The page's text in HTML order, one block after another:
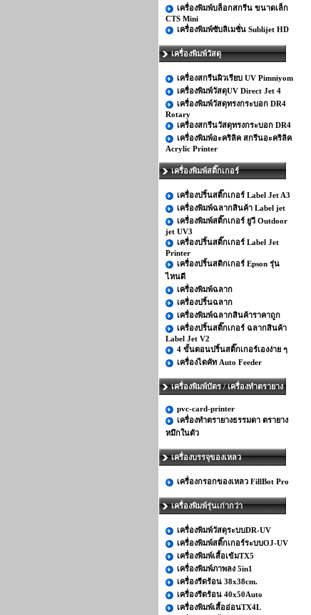
เครื่องพิมพ์บล็อกสกรีน ขนาดเล็ก
CTS Mini
เครื่องพิมพ์ซับลิเมชั่น Sublijet HD
เครื่องพิมพ์วัสดุ
เครื่องสกรีนผิวเรียบ UV Pimniyom
เครื่องพิมพ์วัสดุUV Direct Jet 4
เครื่องพิมพ์วัสดุทรงกระบอก DR4
Rotary
เครื่องสกรีนวัสดุทรงกระบอก DR4
เครื่องพิมพ์อะคริลิค สกรีนอะคริลิค
Acrylic Printer
เครื่องพิมพ์สติ๊กเกอร์
เครื่องปริ้นสติ๊กเกอร์ Label Jet A3
เครื่องพิมพ์ฉลากสินค้า Label jet
เครื่องพิมพ์สติ๊กเกอร์ ยูวี Outdoor
jet UV3
เครื่องปริ้นสติ๊กเกอร์ Label Jet
Printer
เครื่องปริ้นสติกเกอร์ Epson รุ่น
ไหนดี
เครื่องพิมพ์ฉลาก
เครื่องปริ้นฉลาก
เครื่องพิมพ์ฉลากสินค้าราคาถูก
เครื่องปริ้นสติ๊กเกอร์ ฉลากสินค้า
Label Jet V2
4 ขั้นตอนปริ้นสติ๊กเกอร์เองง่าย ๆ
เครื่องไดคัท Auto Feeder
เครื่องพิมพ์บัตร / เครื่องทำตรายาง
pvc-card-printer
เครื่องทำตรายางธรรมดา ตรายาง
หมึกในตัว
เครื่องบรรจุของเหลว
เครื่องกรอกของเหลว FillBot Pro
เครื่องพิมพ์รุ่นเก่ากว่า
เครื่องพิมพ์วัสดุระบบDR-UV
เครื่องพิมพ์สติ๊กเกอร์ระบบOJ-UV
เครื่องพิมพ์เสื้อเข้มTX5
เครื่องพิมพ์ภาพลง 5in1
เครื่องรีดร้อน 38x38cm.
เครื่องรีดร้อน 40x50Auto
เครื่องพิมพ์เสื้ออ่อนTX4L